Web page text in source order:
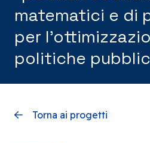
matematici e di
per
politiche
Torna ai progetti